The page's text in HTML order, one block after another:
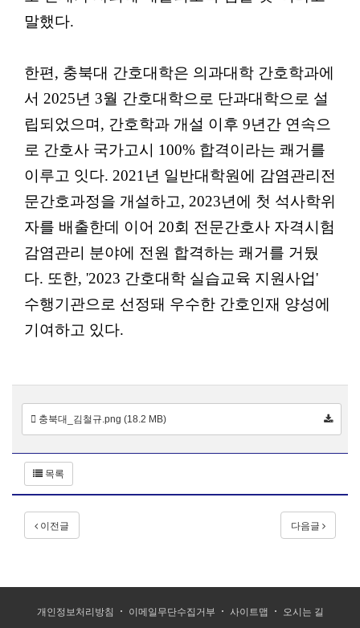
말했다.
한편, 충북대 간호대학은 의과대학 간호학과에
서 2025년 3월 간호대학으로 단과대학으로 설
립되었으며, 간호학과 개설 이후 9년간 연속으
로 간호사 국가고시 100% 합격이라는 쾌거를
이루고 잇다. 2021년 일반대학원에 감염관리전
문간호과정을 개설하고, 2023년에 첫 석사학위
자를 배출한데 이어 20회 전문간호사 자격시험
감염관리 분야에 전원 합격하는 쾌거를 거뒀
다. 또한, '2023 간호대학 실습교육 지원사업'
수행기관으로 선정돼 우수한 간호인재 양성에
기여하고 있다.
충북대_김철규.png (18.2 MB)
목록
이전글 다음글
개인정보처리방침 이메일무단수집거부 사이트맵 오시는 길